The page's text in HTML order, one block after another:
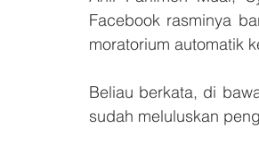
Facebook rasminya
moratorium automatik
Beliau berkata, di
sudah meluluskan